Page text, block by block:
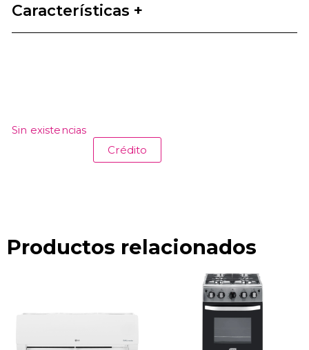
Características +
Sin existencias
Crédito
Productos relacionados